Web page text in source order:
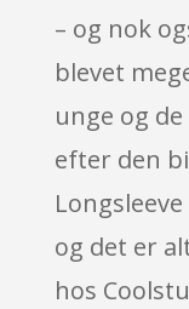
– og nok
blevet
unge og
efter den
og det er
hos